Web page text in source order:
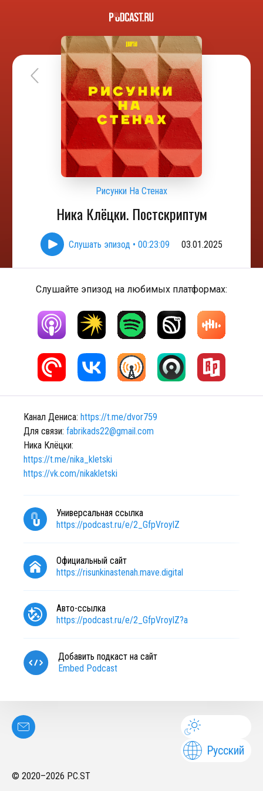
Рисунки На Стенах
Ника Клёцки. Постскриптум
Слушать эпизод • 00:23:09 03.01.2025
Слушайте эпизод на любимых платформах:
Канал Дениса: https://t.me/dvor759
Для связи: fabrikads22@gmail.com
Ника Клёцки:
https://t.me/nika_kletski
https://vk.com/nikakletski
Универсальная ссылка
https://podcast.ru/e/2_GfpVroylZ
Официальный сайт
https://risunkinastenah.mave.digital
Авто-ссылка
https://podcast.ru/e/2_GfpVroylZ?a
Добавить подкаст на сайт
Embed Podcast
Русский
© 2020–2026 PC.ST